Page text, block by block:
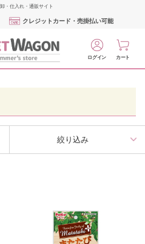
・仕入れ・通販サイト
クレジットカード・売掛払い可能
ログイン カート
絞り込み